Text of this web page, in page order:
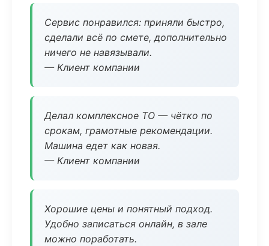
Сервис понравился: приняли быстро,
сделали всё по смете, дополнительно
ничего не навязывали.
— Клиент компании
Делал комплексное ТО — чётко по
срокам, грамотные рекомендации.
Машина едет как новая.
— Клиент компании
Хорошие цены и понятный подход.
Удобно записаться онлайн, в зале
можно поработать.